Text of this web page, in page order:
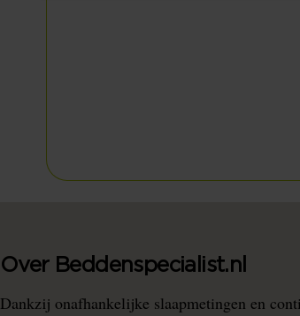
Over Beddenspecialist.nl
Dankzij onafhankelijke slaapmetingen en